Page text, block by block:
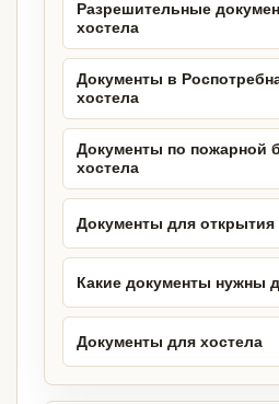
Разрешительные
хостела
Документы в
хостела
Документы по пожарной
хостела
Документы для открытия
Какие документы нужны
Документы для хостела